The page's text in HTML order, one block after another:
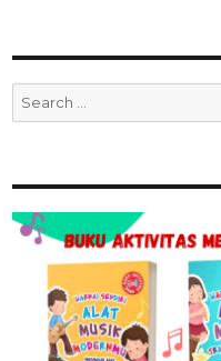
Search
for: